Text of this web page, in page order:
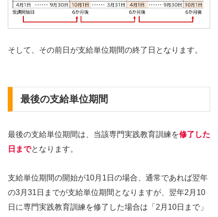
そして、その前日が支給単位期間の終了日となります。
最後の支給単位期間
最後の支給単位期間は、当該専門実践教育訓練を修了した
日までとなります。
支給単位期間の開始が10月1日の場合、通常であれば翌年
の3月31日までが支給単位期間となりますが、翌年2月10
日に専門実践教育訓練を修了した場合は「2月10日まで」